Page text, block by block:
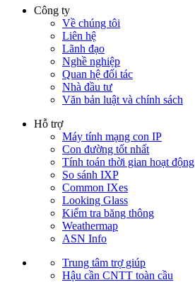
Công ty
Về chúng tôi
Liên hệ
Lãnh đạo
Nghề nghiệp
Quan hệ đối tác
Nhà đầu tư
Văn bản luật và chính sách
Hỗ trợ
Máy tính mạng con IP
Con đường tốt nhất
Tính toán thời gian hoạt động
So sánh IXP
Common IXes
Looking Glass
Kiểm tra băng thông
Weathermap
ASN Info
Trung tâm trợ giúp
Hậu cần CNTT toàn cầu